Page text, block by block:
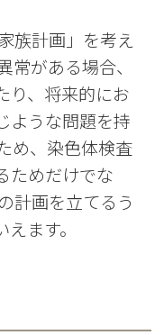
族計画」を考え
常がある場合、
り、将来的にお
ような問題を持
め、染色体検査
ためだけでな
計画を立てるう
ます。